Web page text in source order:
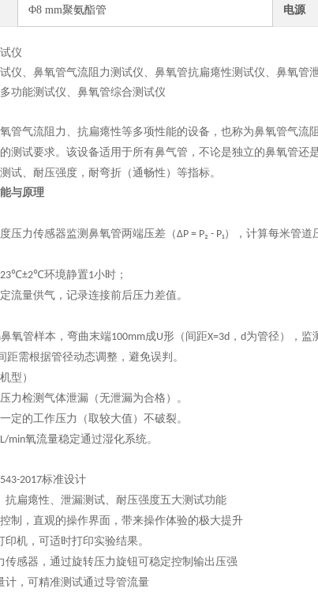
Φ8 mm聚氨酯管 电源
仪
仪、 鼻氧管气流阻力测试仪、 鼻氧管抗扁瘪性测试仪、 鼻氧管
功能测试仪、 鼻氧管综合测试仪
管气流阻力、抗扁瘪性等多项性能的设备，也称为鼻氧管气流
的测试要求。该设备适用于所有鼻气管，不论是独立的鼻氧管
测试、耐压强度 ， 耐弯折（通畅性） 等指标。
与原理
度压力传感器监测鼻氧管两端压差（ΔP = P₂ - P₁），计算每米管道
23℃±2℃环境静置1小时；
流量供气，记录连接前后压力差值。
鼻氧管样本，弯曲末端100mm成U形（间距X=3d ， d为管径），监
距需根据管径动态调整，避免误判 。
型）
压力检测气体泄漏（无泄漏为合格） 。
一定的工作压力（取较大值）不破裂。
min氧流量稳定通过湿化系统。
2017标准设计
扁瘪性、 泄漏测试、耐压强度五大测试功能
制，直观的操作界面，带来操作体验的极大提升
机，可适时打印实验结果。
传感器，通过旋转压力旋钮可稳定控制输出压强
计，可精准测试通过导管流量